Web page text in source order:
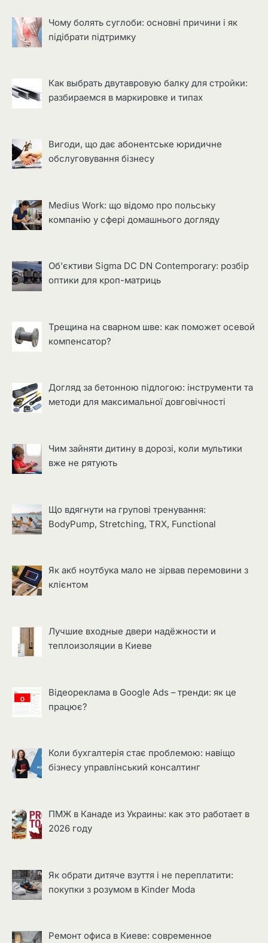
Чому болять суглоби: основні причини і як
підібрати підтримку
Как выбрать двутавровую балку для стройки:
разбираемся в маркировке и типах
Вигоди, що дає абонентське юридичне
обслуговування бізнесу
Medius Work: що відомо про польську
компанію у сфері домашнього догляду
Об’єктиви Sigma DC DN Contemporary: розбір
оптики для кроп-матриць
Трещина на сварном шве: как поможет осевой
компенсатор?
Догляд за бетонною підлогою: інструменти та
методи для максимальної довговічності
Чим зайняти дитину в дорозі, коли мультики
вже не рятують
Що вдягнути на групові тренування:
BodyPump, Stretching, TRX, Functional
Як акб ноутбука мало не зірвав перемовини з
клієнтом
Лучшие входные двери надёжности и
теплоизоляции в Киеве
Відеореклама в Google Ads – тренди: як це
працює?
Коли бухгалтерія стає проблемою: навіщо
бізнесу управлінський консалтинг
ПМЖ в Канаде из Украины: как это работает в
2026 году
Як обрати дитяче взуття і не переплатити:
покупки з розумом в Kinder Moda
Ремонт офиса в Киеве: современное